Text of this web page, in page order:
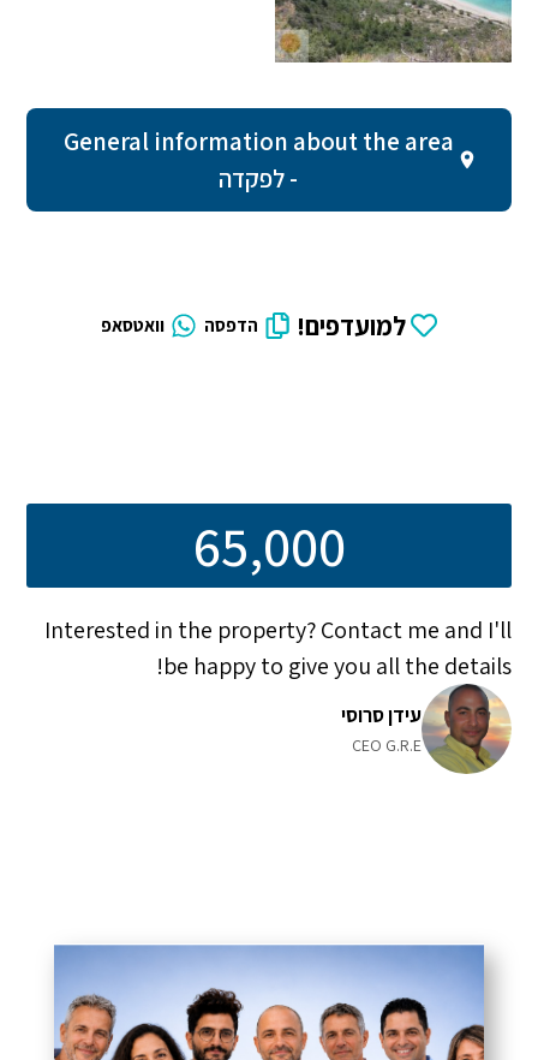
General information about the area
- לפקדה
למועדפים! הדפסה וואטסאפ
65,000
Interested in the property? Contact me and I'll
be happy to give you all the details!
עידן סרוסי
CEO G.R.E